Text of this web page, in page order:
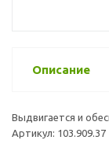
Описание
Выдвигается и
Артикул: 103.909.37